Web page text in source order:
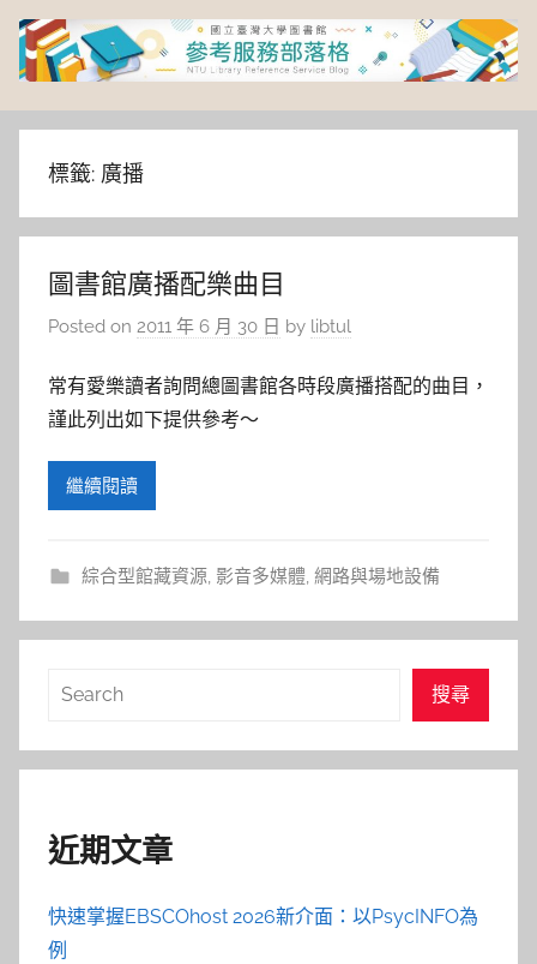
Skip
content
臺
灣
大
學
圖
書
考
部
落
格
標籤: 廣播
圖書館廣播配樂曲目
Posted on 2011 年 6 月 30 日 by libtul
常有愛樂讀者詢問總圖書館各時段廣播搭配的曲目，
謹此列出如下提供參考～
繼續閱讀
綜合型館藏資源, 影音多媒體, 網路與場地設備
搜
搜尋
近期文章
快速掌握EBSCOhost 2026新介面：以PsycINFO為
例